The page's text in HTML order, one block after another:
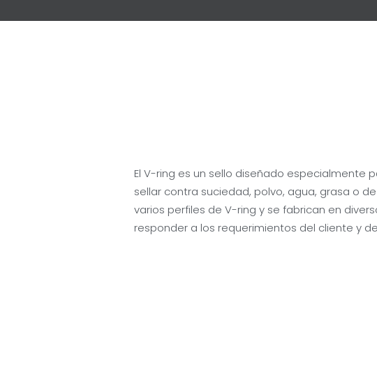
El V-ring es un sello diseñado especialmente
sellar contra suciedad, polvo, agua, grasa o
varios perfiles de V-ring y se fabrican en
responder a los requerimientos del cliente y